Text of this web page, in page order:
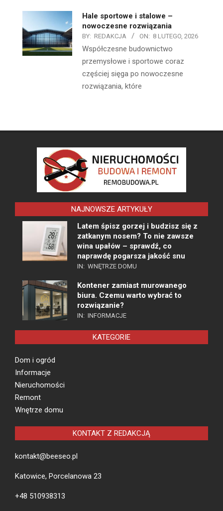
Hale sportowe i stalowe –
nowoczesne rozwiązania
BY: REDAKCJA ON: 8 LUTEGO, 2026
Współczesne budownictwo
przemysłowe i sportowe coraz
częściej sięga po nowoczesne
rozwiązania, które
NAJNOWSZE ARTYKUŁY
Latem śpisz gorzej i budzisz się z
zatkanym nosem? To nie zawsze
wina upałów – sprawdź, co
naprawdę pogarsza jakość snu
IN: WNĘTRZE DOMU
Kontener zamiast murowanego
biura. Czemu warto wybrać to
rozwiązanie?
IN: INFORMACJE
KATEGORIE
Dom i ogród
Informacje
Nieruchomości
Remont
Wnętrze domu
KONTAKT Z REDAKCJĄ
kontakt@beeseo.pl
Katowice, Porcelanowa 23
+48 510938313